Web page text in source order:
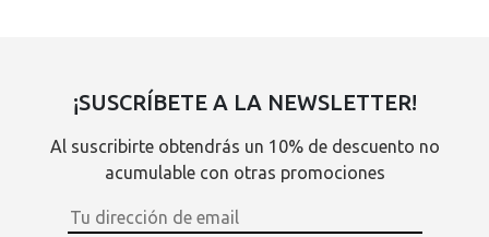
¡SUSCRÍBETE A LA NEWSLETTER!
Al suscribirte obtendrás un 10% de descuento no
acumulable con otras promociones